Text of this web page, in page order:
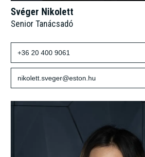
Svéger Nikolett
Senior Tanácsadó
+36 20 400 9061
nikolett.sveger@eston.hu